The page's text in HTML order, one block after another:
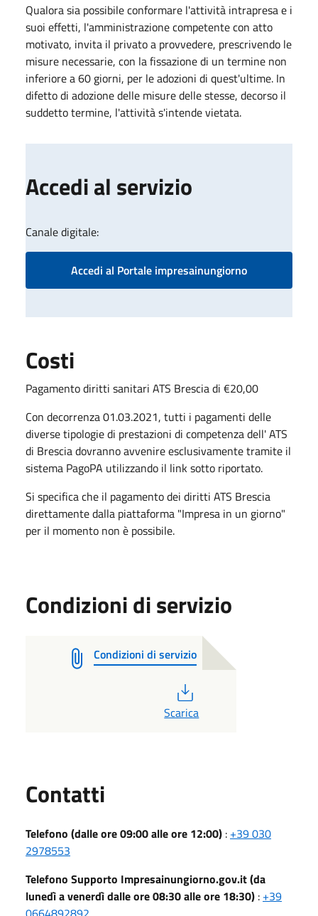
Qualora sia possibile conformare l'attività intrapresa e i
suoi effetti, l'amministrazione competente con atto
motivato, invita il privato a provvedere, prescrivendo le
misure necessarie, con la fissazione di un termine non
inferiore a 60 giorni, per le adozioni di quest'ultime. In
difetto di adozione delle misure delle stesse, decorso il
suddetto termine, l'attività s'intende vietata.
Accedi al servizio
Canale digitale:
Accedi al Portale impresainungiorno
Costi
Pagamento diritti sanitari ATS Brescia di €20,00
Con decorrenza 01.03.2021, tutti i pagamenti delle
diverse tipologie di prestazioni di competenza dell' ATS
di Brescia dovranno avvenire esclusivamente tramite il
sistema PagoPA utilizzando il link sotto riportato.
Si specifica che il pagamento dei diritti ATS Brescia
direttamente dalla piattaforma "Impresa in un giorno"
per il momento non è possibile.
Condizioni di servizio
Condizioni di servizio
Scarica
Contatti
Telefono (dalle ore 09:00 alle ore 12:00) : +39 030
2978553
Telefono Supporto Impresainungiorno.gov.it (da
lunedì a venerdì dalle ore 08:30 alle ore 18:30) : +39